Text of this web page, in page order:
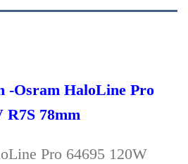
-Osram HaloLine Pro
R7S 78mm
Pro 64695 120W